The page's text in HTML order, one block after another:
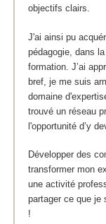
objectifs clairs.
J'ai ainsi pu
pédagogie, dans
formation. J’ai
bref, je me suis
domaine
trouvé un réseau
l'opportunité d’y
Développer des
transformer mon
une activité
partager ce que je
!